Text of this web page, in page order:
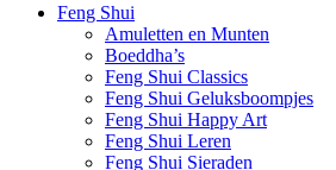
Feng Shui
Amuletten en Munten
Boeddha’s
Feng Shui Classics
Feng Shui Geluksboompjes
Feng Shui Happy Art
Feng Shui Leren
Feng Shui Sieraden